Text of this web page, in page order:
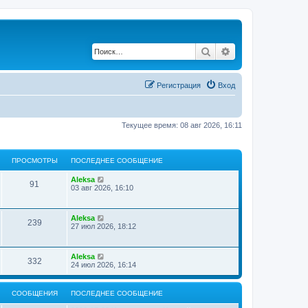
Поиск
Вход
Регистрация
Текущее время: 08 авг 2026, 16:11
ПРОСМОТРЫ ПОСЛЕДНЕЕ СООБЩЕНИЕ
91
Aleksa
03 авг 2026, 16:10
239
Aleksa
27 июл 2026, 18:12
332
Aleksa
24 июл 2026, 16:14
СООБЩЕНИЯ ПОСЛЕДНЕЕ СООБЩЕНИЕ